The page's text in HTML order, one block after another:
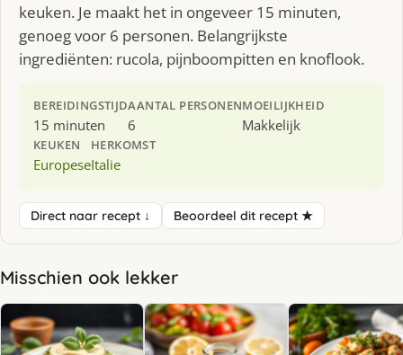
keuken. Je maakt het in ongeveer 15 minuten,
genoeg voor 6 personen. Belangrijkste
ingrediënten: rucola, pijnboompitten en knoflook.
BEREIDINGSTIJD
15 minuten
AANTAL PERSONEN
6
MOEILIJKHEID
Makkelijk
KEUKEN
Europese
HERKOMST
Italie
Direct naar recept ↓ Beoordeel dit recept ★
Misschien ook lekker